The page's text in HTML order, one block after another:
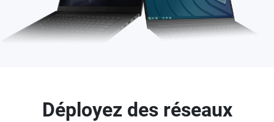
Déployez des réseaux